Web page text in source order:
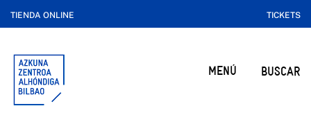
TIENDA ONLINE TICKETS
MENÚ BUSCAR